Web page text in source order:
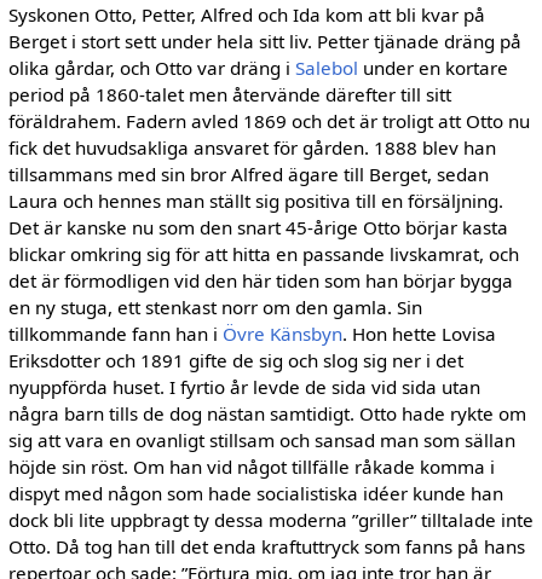
Syskonen Otto, Petter, Alfred och Ida kom att bli kvar på
Berget i stort sett under hela sitt liv. Petter tjänade dräng på
olika gårdar, och Otto var dräng i Salebol under en kortare
period på 1860-talet men återvände därefter till sitt
föräldrahem. Fadern avled 1869 och det är troligt att Otto nu
fick det huvudsakliga ansvaret för gården. 1888 blev han
tillsammans med sin bror Alfred ägare till Berget, sedan
Laura och hennes man ställt sig positiva till en försäljning.
Det är kanske nu som den snart 45-årige Otto börjar kasta
blickar omkring sig för att hitta en passande livskamrat, och
det är förmodligen vid den här tiden som han börjar bygga
en ny stuga, ett stenkast norr om den gamla. Sin
tillkommande fann han i Övre Känsbyn. Hon hette Lovisa
Eriksdotter och 1891 gifte de sig och slog sig ner i det
nyuppförda huset. I fyrtio år levde de sida vid sida utan
några barn tills de dog nästan samtidigt. Otto hade rykte om
sig att vara en ovanligt stillsam och sansad man som sällan
höjde sin röst. Om han vid något tillfälle råkade komma i
dispyt med någon som hade socialistiska idéer kunde han
dock bli lite uppbragt ty dessa moderna ”griller” tilltalade inte
Otto. Då tog han till det enda kraftuttryck som fanns på hans
repertoar och sade: ”Förtura mig, om jag inte tror han är